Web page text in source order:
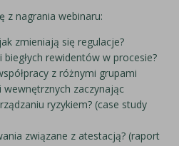
z nagrania webinaru:
zmieniają się regulacje?
rewidentów w procesie?
z różnymi grupami
zaczynając
ryzykiem? (case study
związane z atestacją? (raport